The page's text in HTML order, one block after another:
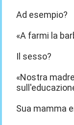
Ad esempio?
«A farmi la
Il sesso?
«Nostra
Sua mamma